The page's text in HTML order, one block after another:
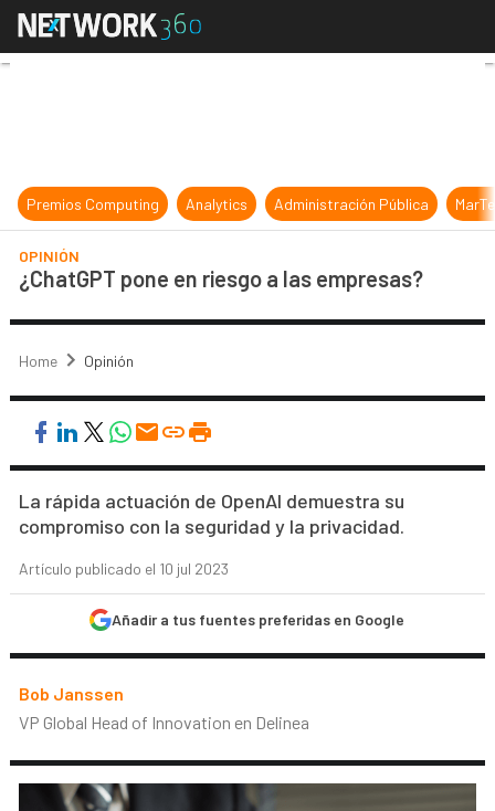
¿ChatGPT pone en riesgo a las
Premios Computing Analytics Administración Pública
OPINIÓN
¿ChatGPT pone en riesgo a las empresas?
Home Opinión
La rápida actuación de OpenAI demuestra su
compromiso con la seguridad y la privacidad.
Artículo publicado el 10 jul 2023
Añadir a tus fuentes preferidas en Google
Bob Janssen
VP Global Head of Innovation en Delinea